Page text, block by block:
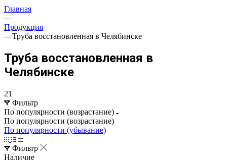
Главная
—
Продукция
—Труба восстановленная в Челябинске
Труба восстановленная в
Челябинске
21
Фильтр
По популярности (возрастание)
По популярности (возрастание)
По популярности (убывание)
Фильтр
Наличие